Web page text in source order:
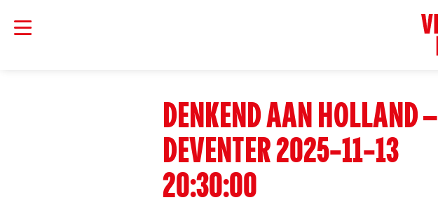
DENKEND AAN HOLLAND –
DEVENTER 2025-11-13
20:30:00